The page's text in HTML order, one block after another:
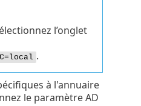
l’onglet
.
à l'annuaire
le paramètre AD